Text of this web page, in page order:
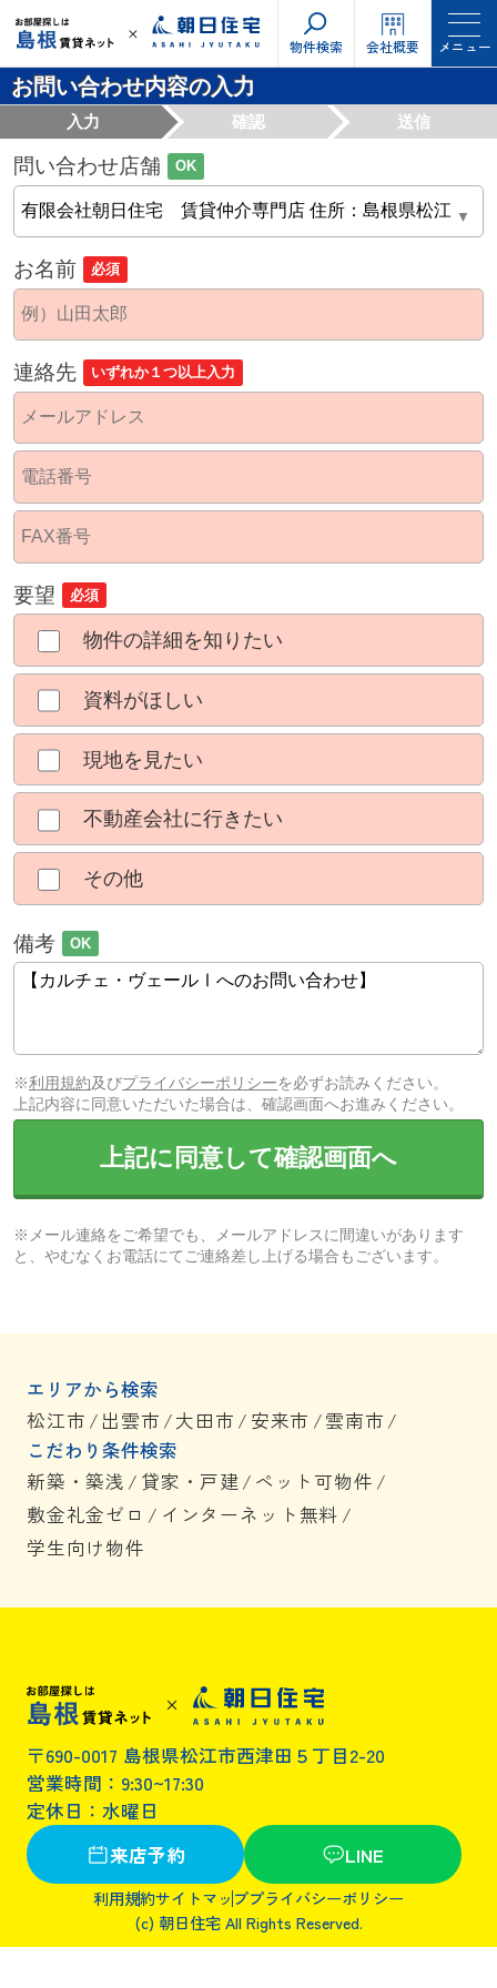
物件検索 会社概要 メニュー
お問い合わせ内容の入力
入力 確認 送信
問い合わせ店舗 OK
お名前 必須
連絡先 いずれか１つ以上入力
要望 必須
物件の詳細を知りたい
資料がほしい
現地を見たい
不動産会社に行きたい
その他
備考 OK
※利用規約及びプライバシーポリシーを必ずお読みください。
上記内容に同意いただいた場合は、確認画面へお進みください。
上記に同意して確認画面へ
※メール連絡をご希望でも、メールアドレスに間違いがあります
と、やむなくお電話にてご連絡差し上げる場合もございます。
エリアから検索
松江市 / 出雲市 /大田市 / 安来市 /雲南市 /
こだわり条件検索
新築・築浅 / 貸家・戸建/ ペット可物件 /
敷金礼金ゼロ / インターネット無料 /
学生向け物件
〒690-0017 島根県松江市西津田５丁目2-20
営業時間：9:30~17:30
定休日：水曜日
来店予約
LINE
利用規約サイトマッププライバシーポリシー
(c) 朝日住宅 All Rights Reserved.